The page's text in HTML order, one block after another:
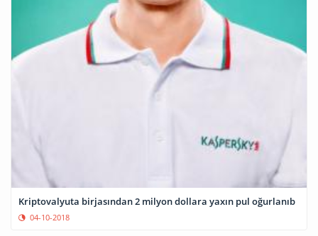
Kriptovalyuta birjasından 2 milyon dollara yaxın pul oğurlanıb
04-10-2018